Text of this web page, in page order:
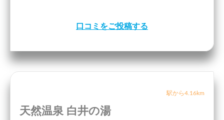
口コミをご投稿する
駅から4.16km
天然温泉 白井の湯